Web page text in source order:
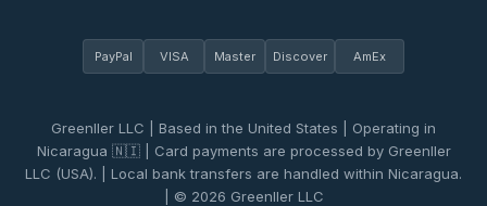
PayPal VISA Master Discover AmEx
Greenller LLC | Based in the United States | Operating in
Nicaragua 🇳🇮 | Card payments are processed by Greenller
LLC (USA). | Local bank transfers are handled within Nicaragua.
| © 2026 Greenller LLC